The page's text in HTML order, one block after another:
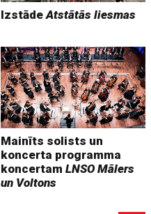
IzstādeAtstātās liesmas
Mainīts solists un
koncerta programma
koncertamLNSO Mālers
un Voltons